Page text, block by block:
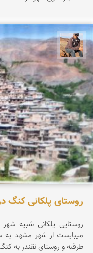
جمال زعیمی یزدی
روستای پلکانی کنگ
روستایی پلکانی شبیه
میبایست از شهر مشهد به
طرقبه و روستای نقندر به